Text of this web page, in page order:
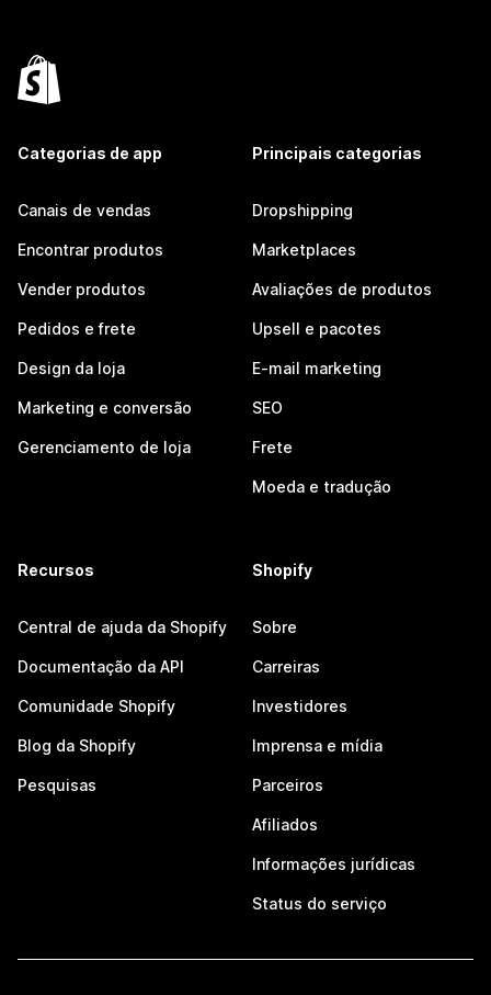
Categorias de app
Canais de vendas
Encontrar produtos
Vender produtos
Pedidos e frete
Design da loja
Marketing e conversão
Gerenciamento de loja
Principais categorias
Dropshipping
Marketplaces
Avaliações de produtos
Upsell e pacotes
E-mail marketing
SEO
Frete
Moeda e tradução
Recursos
Central de ajuda da Shopify
Documentação da API
Comunidade Shopify
Blog da Shopify
Pesquisas
Shopify
Sobre
Carreiras
Investidores
Imprensa e mídia
Parceiros
Afiliados
Informações jurídicas
Status do serviço